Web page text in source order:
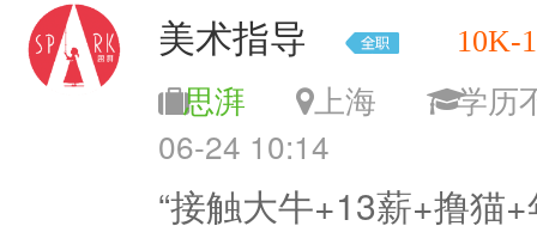
美术指导 10K-
思湃 上海
学
06-24 10:14
“接触大牛+13薪+撸猫+